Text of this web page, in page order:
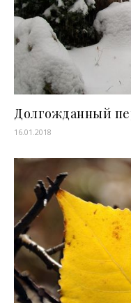
Долгожданный
16.01.2018